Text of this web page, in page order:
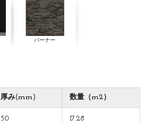
バーナー
厚み(mm) 数量（m2）
50 17.28